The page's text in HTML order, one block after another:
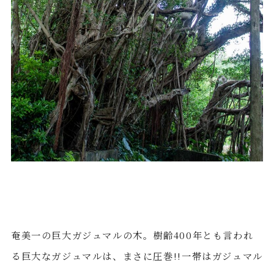
奄美一の巨大ガジュマルの木。樹齢400年とも言われ
る巨大なガジュマルは、まさに圧巻!!一帯はガジュマル